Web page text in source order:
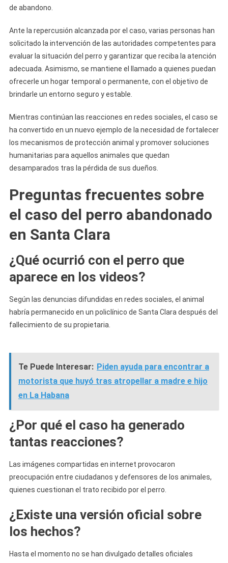
de abandono.
Ante la repercusión alcanzada por el caso, varias personas han
solicitado la intervención de las autoridades competentes para
evaluar la situación del perro y garantizar que reciba la atención
adecuada. Asimismo, se mantiene el llamado a quienes puedan
ofrecerle un hogar temporal o permanente, con el objetivo de
brindarle un entorno seguro y estable.
Mientras continúan las reacciones en redes sociales, el caso se
ha convertido en un nuevo ejemplo de la necesidad de fortalecer
los mecanismos de protección animal y promover soluciones
humanitarias para aquellos animales que quedan
desamparados tras la pérdida de sus dueños.
Preguntas frecuentes sobre
el caso del perro abandonado
en Santa Clara
¿Qué ocurrió con el perro que
aparece en los videos?
Según las denuncias difundidas en redes sociales, el animal
habría permanecido en un policlínico de Santa Clara después del
fallecimiento de su propietaria.
Te Puede Interesar: Piden ayuda para encontrar a
motorista que huyó tras atropellar a madre e hijo
en La Habana
¿Por qué el caso ha generado
tantas reacciones?
Las imágenes compartidas en internet provocaron
preocupación entre ciudadanos y defensores de los animales,
quienes cuestionan el trato recibido por el perro.
¿Existe una versión oficial sobre
los hechos?
Hasta el momento no se han divulgado detalles oficiales